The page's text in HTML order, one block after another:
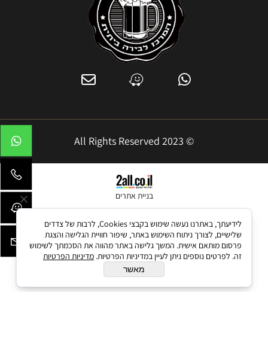
© 2023 All Rights Reserved
בניית אתרים
לידיעתך, באתרנו נעשה שימוש בקבצי Cookies, לרבות של צדדים
שלישיים, לצורך ניתוח השימוש באתר, שיפור חוויית הגלישה והצגת
פרסום מותאם אישית. המשך גלישה באתר מהווה את הסכמתך לשימוש
זה. לפרטים נוספים ניתן לעיין במדיניות הפרטיות. מדיניות הפרטיות
מאשר